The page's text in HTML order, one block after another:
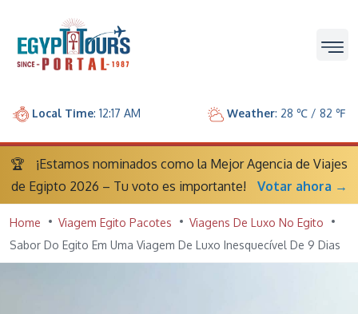
Local Time: 12:17 AM Weather: 28 ℃ / 82 ℉
🏆
¡Estamos nominados como la Mejor Agencia de Viajes
de Egipto 2026 – Tu voto es importante!
Votar ahora →
Home Viagem Egito Pacotes
Viagens De Luxo No Egito
Sabor Do Egito Em Uma Viagem De Luxo Inesquecível De 9 Dias